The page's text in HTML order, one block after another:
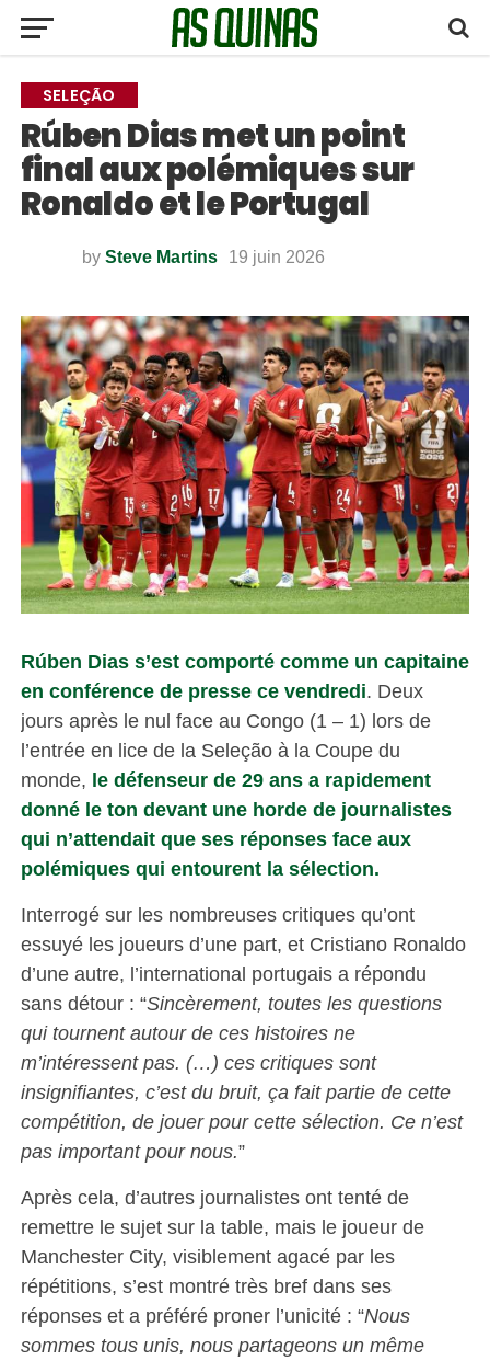
SELEÇÃO
Rúben Dias met un point
final aux polémiques sur
Ronaldo et le Portugal
by Steve Martins 19 juin 2026
Rúben Dias s’est comporté comme un capitaine
en conférence de presse ce vendredi. Deux
jours après le nul face au Congo (1 – 1) lors de
l’entrée en lice de la Seleção à la Coupe du
monde, le défenseur de 29 ans a rapidement
donné le ton devant une horde de journalistes
qui n’attendait que ses réponses face aux
polémiques qui entourent la sélection.
Interrogé sur les nombreuses critiques qu’ont
essuyé les joueurs d’une part, et Cristiano Ronaldo
d’une autre, l’international portugais a répondu
sans détour : “Sincèrement, toutes les questions
qui tournent autour de ces histoires ne
m’intéressent pas. (…) ces critiques sont
insignifiantes, c’est du bruit, ça fait partie de cette
compétition, de jouer pour cette sélection. Ce n’est
pas important pour nous.”
Après cela, d’autres journalistes ont tenté de
remettre le sujet sur la table, mais le joueur de
Manchester City, visiblement agacé par les
répétitions, s’est montré très bref dans ses
réponses et a préféré proner l’unicité : “Nous
sommes tous unis, nous partageons un même